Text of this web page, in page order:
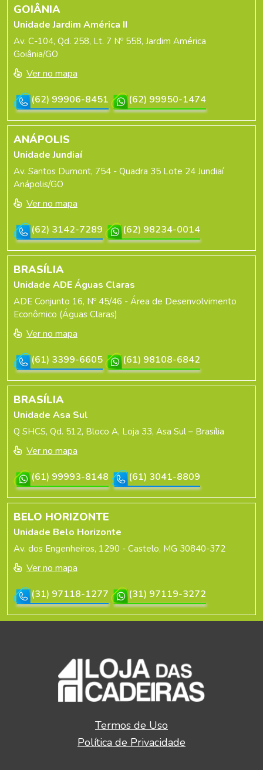
GOIÂNIA
Unidade Jardim América II
Av. C-104, Qd. 258, Lt. 7 Nº 558, Jardim América
Goiânia/GO
Ver no mapa
(62) 99906-8451
(62) 99950-1474
ANÁPOLIS
Unidade Jundiaí
Av. Santos Dumont, 754 - Quadra 35 Lote 24 Jundiaí
Anápolis/GO
Ver no mapa
(62) 3142-7289
(62) 98234-0014
BRASÍLIA
Unidade ADE Águas Claras
ADE Conjunto 16, Nº 45/46 - Área de Desenvolvimento
Econômico (Águas Claras)
Ver no mapa
(61) 3399-6605
(61) 98108-6842
BRASÍLIA
Unidade Asa Sul
Q SHCS, Qd. 512, Bloco A, Loja 33, Asa Sul – Brasília
Ver no mapa
(61) 99993-8148
(61) 3041-8809
BELO HORIZONTE
Unidade Belo Horizonte
Av. dos Engenheiros, 1290 - Castelo, MG 30840-372
Ver no mapa
(31) 97118-1277
(31) 97119-3272
Termos de Uso
Política de Privacidade